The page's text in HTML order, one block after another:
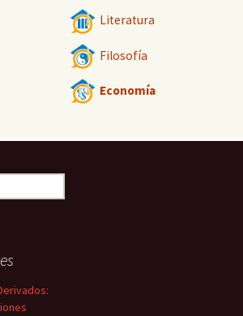
Literatura
Filosofía
Economía